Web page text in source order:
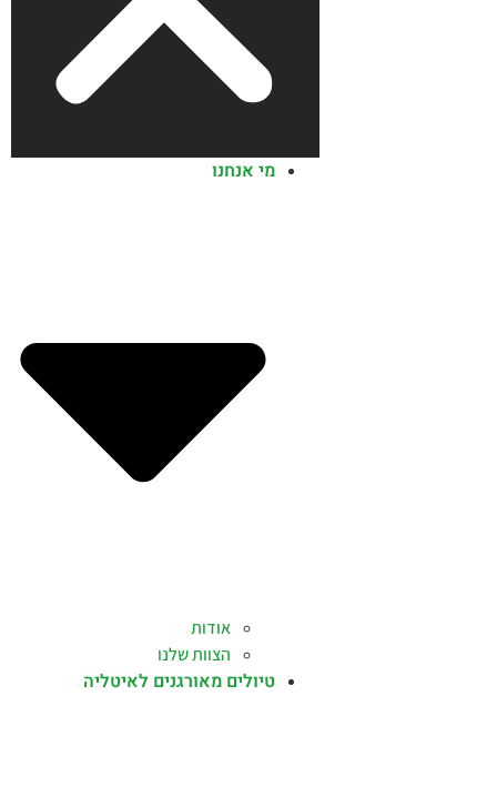
מי אנחנו
אודות
הצוות שלנו
טיולים מאורגנים לאיטליה